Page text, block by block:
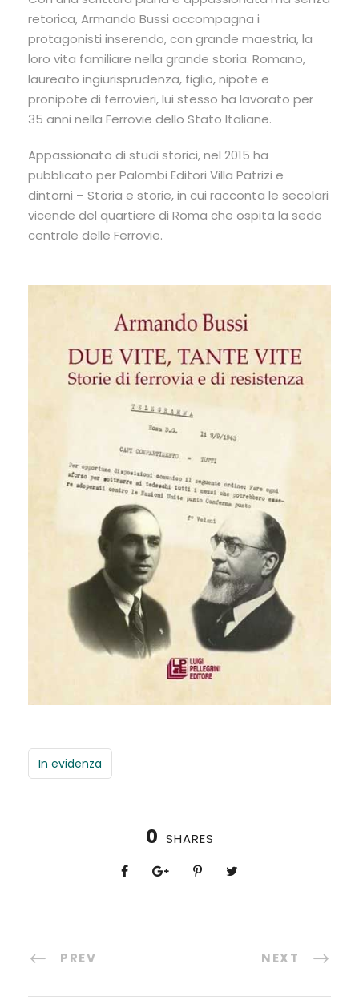
retorica, Armando Bussi accompagna i
protagonisti inserendo, con grande maestria, la
loro vita familiare nella grande storia. Romano,
laureato ingiurisprudenza, figlio, nipote e
pronipote di ferrovieri, lui stesso ha lavorato per
35 anni nella Ferrovie dello Stato Italiane.
Appassionato di studi storici, nel 2015 ha
pubblicato per Palombi Editori Villa Patrizi e
dintorni – Storia e storie, in cui racconta le secolari
vicende del quartiere di Roma che ospita la sede
centrale delle Ferrovie.
In evidenza
0 SHARES
PREV NEXT